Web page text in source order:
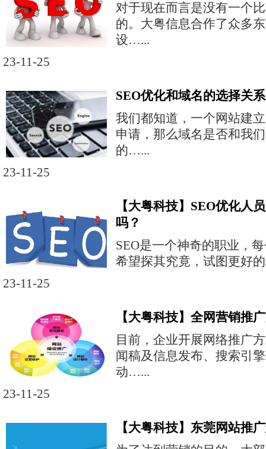
对于现在而言是没有一个
的。大粤信息合作了众多
设…...
23-11-25
SEO优化和域名的选择关系
我们都知道，一个网站建
申请，那么域名是否和我
的…...
23-11-25
【大粤科技】SEO优化人
吗？
SEO是一个神奇的职业，
希望探其究竟，试图更好
23-11-25
【大粤科技】全网营销推
目前，企业开展网络推广
闻稿及信息发布、搜索引
动…...
23-11-25
【大粤科技】东莞网站推